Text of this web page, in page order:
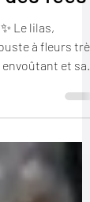
fées
Le lilas,
à fleurs très
ornementale,
abeilles, sont
fleurs, ce qui